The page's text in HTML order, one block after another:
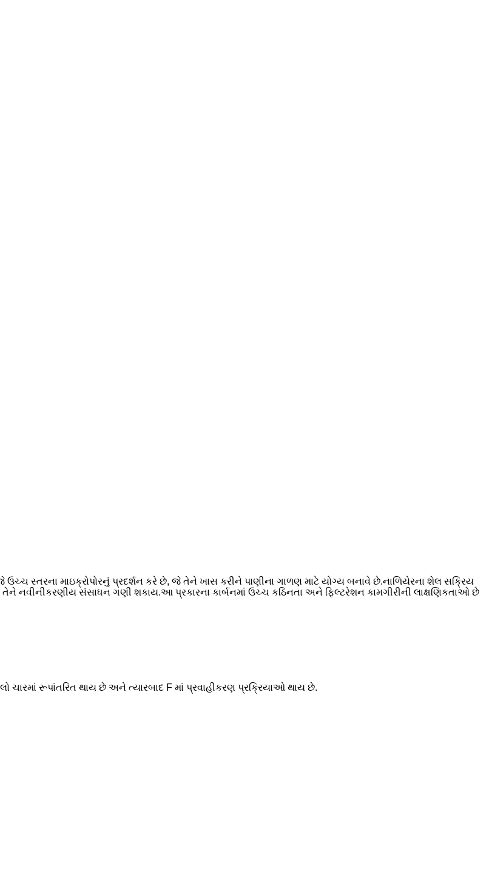
સ્તરના માઇક્રોપોરનું પ્રદર્શન કરે છે, જે તેને ખાસ કરીને પાણીના ગાળણ માટે યોગ્ય બનાવે છે.નાળિયેરના શેલ સક્રિય
નવીનીકરણીય સંસાધન ગણી શકાય.આ પ્રકારના કાર્બનમાં ઉચ્ચ કઠિનતા અને ફિલ્ટરેશન કામગીરીની લાક્ષણિકતાઓ છે
ચારમાં રૂપાંતરિત થાય છે અને ત્યારબાદ F માં પ્રવાહીકરણ પ્રક્રિયાઓ થાય છે.